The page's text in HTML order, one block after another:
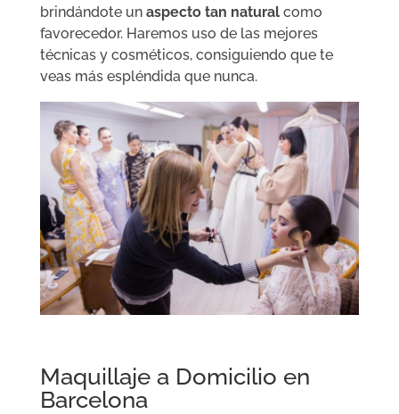
brindándote un aspecto tan naturalcomo
favorecedor. Haremos uso de las mejores
técnicas y cosméticos, consiguiendo que te
veas más espléndida que nunca.
Maquillaje a Domicilio en
Barcelona